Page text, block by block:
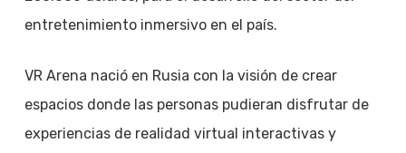
entretenimiento inmersivo en el país.
VR Arena nació en Rusia con la visión de crear
espacios donde las personas pudieran disfrutar de
experiencias de realidad virtual interactivas y